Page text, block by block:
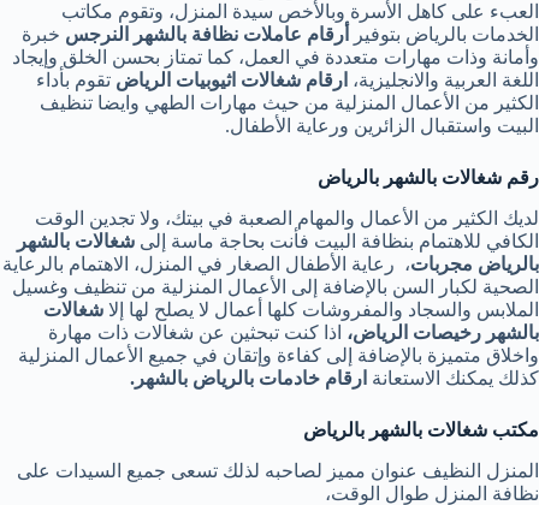
العبء على كاهل الأسرة وبالأخص سيدة المنزل، وتقوم مكاتب
الخدمات بالرياض بتوفير
أرقام عاملات نظافة بالشهر النرجس خبرة
وأمانة وذات مهارات متعددة في العمل، كما تمتاز بحسن الخلق وإيجاد
اللغة العربية والانجليزية، ارقام شغالات اثيوبيات الرياض تقوم بأداء
الكثير من الأعمال المنزلية من حيث مهارات الطهي وايضا تنظيف
البيت واستقبال الزائرين ورعاية الأطفال.
رقم شغالات بالشهر بالرياض
لديك الكثير من الأعمال والمهام الصعبة في بيتك، ولا تجدين الوقت
الكافي للاهتمام بنظافة البيت فأنت بحاجة ماسة إلى شغالات بالشهر
بالرياض مجربات، رعاية الأطفال الصغار في المنزل، الاهتمام بالرعاية
الصحية لكبار السن بالإضافة إلى الأعمال المنزلية من تنظيف وغسيل
الملابس والسجاد والمفروشات كلها أعمال لا يصلح لها إلا شغالات
بالشهر رخيصات الرياض، اذا كنت تبحثين عن شغالات ذات مهارة
واخلاق متميزة بالإضافة إلى كفاءة وإتقان في جميع الأعمال المنزلية
كذلك يمكنك الاستعانة ارقام خادمات بالرياض بالشهر .
مكتب شغالات بالشهر بالرياض
المنزل النظيف عنوان مميز لصاحبه لذلك تسعى جميع السيدات على
نظافة المنزل طوال الوقت،